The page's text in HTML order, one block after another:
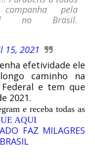
pela
no Brasil.
15, 2021
efetividade ele
caminho na
e tem que
2021.
e receba todas as
AQUI
FAZ MILAGRES